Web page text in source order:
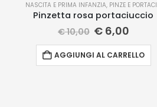
NASCITA E PRIMA INFANZIA, PINZE E PORTACIUCCIO
Pinzetta rosa portaciuccio
€10,00 €6,00
AGGIUNGI AL CARRELLO